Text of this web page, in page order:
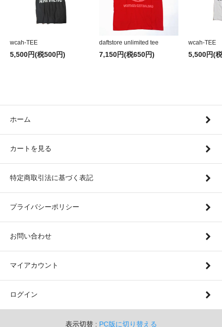
wcah-TEE
5,500円(税500円)
daftstore unlimited tee
7,150円(税650円)
wcah-TEE
5,500円(
ホーム
カートを見る
特定商取引法に基づく表記
プライバシーポリシー
お問い合わせ
マイアカウント
ログイン
表示切替 : PC版に切り替える